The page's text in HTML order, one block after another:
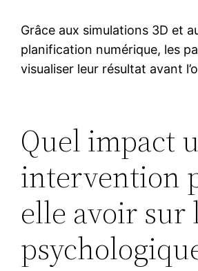
Grâce aux simulations 3D et
planification numérique, les
visualiser leur résultat avant
Quel impact
intervention
elle avoir sur